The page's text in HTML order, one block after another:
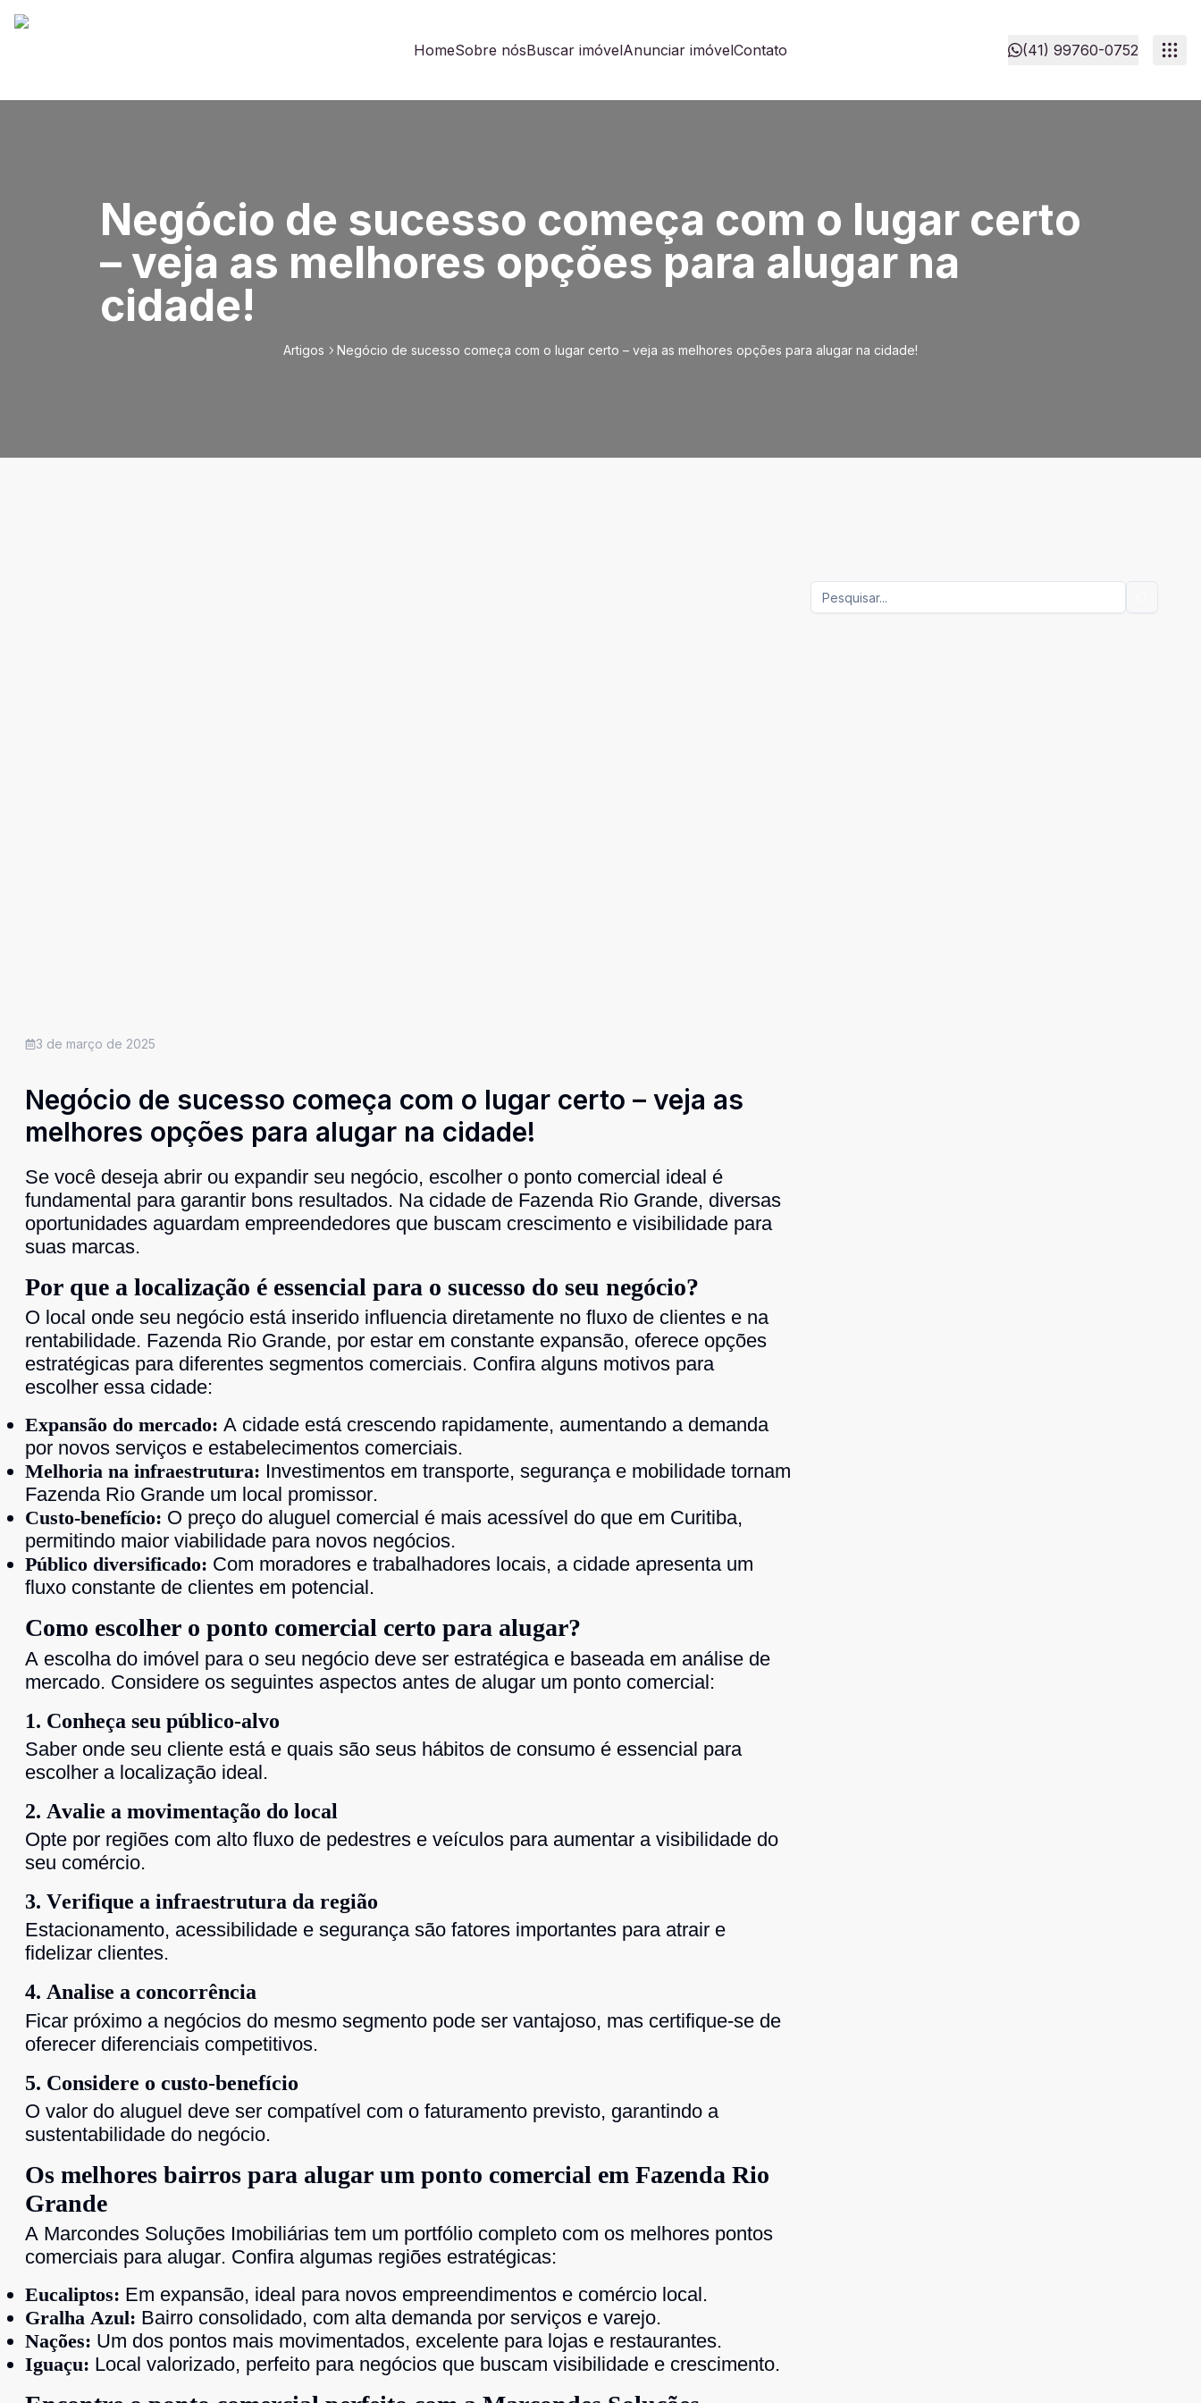
HomeSobre nósBuscar imóvelAnunciar imóvelContato (41) 99760-0752
Negócio de sucesso começa com o lugar certo
– veja as melhores opções para alugar na
cidade!
Artigos Negócio de sucesso começa com o lugar certo – veja as melhores opções para alugar na cidade!
3 de março de 2025
Negócio de sucesso começa com o lugar certo – veja as
melhores opções para alugar na cidade!
Se você deseja abrir ou expandir seu negócio, escolher o ponto comercial ideal é
fundamental para garantir bons resultados. Na cidade de Fazenda Rio Grande, diversas
oportunidades aguardam empreendedores que buscam crescimento e visibilidade para
suas marcas.
Por que a localização é essencial para o sucesso do seu negócio?
O local onde seu negócio está inserido influencia diretamente no fluxo de clientes e na
rentabilidade. Fazenda Rio Grande, por estar em constante expansão, oferece opções
estratégicas para diferentes segmentos comerciais. Confira alguns motivos para
escolher essa cidade:
Expansão do mercado: A cidade está crescendo rapidamente, aumentando a demanda
por novos serviços e estabelecimentos comerciais.
Melhoria na infraestrutura: Investimentos em transporte, segurança e mobilidade tornam
Fazenda Rio Grande um local promissor.
Custo-benefício: O preço do aluguel comercial é mais acessível do que em Curitiba,
permitindo maior viabilidade para novos negócios.
Público diversificado: Com moradores e trabalhadores locais, a cidade apresenta um
fluxo constante de clientes em potencial.
Como escolher o ponto comercial certo para alugar?
A escolha do imóvel para o seu negócio deve ser estratégica e baseada em análise de
mercado. Considere os seguintes aspectos antes de alugar um ponto comercial:
1. Conheça seu público-alvo
Saber onde seu cliente está e quais são seus hábitos de consumo é essencial para
escolher a localização ideal.
2. Avalie a movimentação do local
Opte por regiões com alto fluxo de pedestres e veículos para aumentar a visibilidade do
seu comércio.
3. Verifique a infraestrutura da região
Estacionamento, acessibilidade e segurança são fatores importantes para atrair e
fidelizar clientes.
4. Analise a concorrência
Ficar próximo a negócios do mesmo segmento pode ser vantajoso, mas certifique-se de
oferecer diferenciais competitivos.
5. Considere o custo-benefício
O valor do aluguel deve ser compatível com o faturamento previsto, garantindo a
sustentabilidade do negócio.
Os melhores bairros para alugar um ponto comercial em Fazenda Rio
Grande
A Marcondes Soluções Imobiliárias tem um portfólio completo com os melhores pontos
comerciais para alugar. Confira algumas regiões estratégicas:
Eucaliptos: Em expansão, ideal para novos empreendimentos e comércio local.
Gralha Azul: Bairro consolidado, com alta demanda por serviços e varejo.
Nações: Um dos pontos mais movimentados, excelente para lojas e restaurantes.
Iguaçu: Local valorizado, perfeito para negócios que buscam visibilidade e crescimento.